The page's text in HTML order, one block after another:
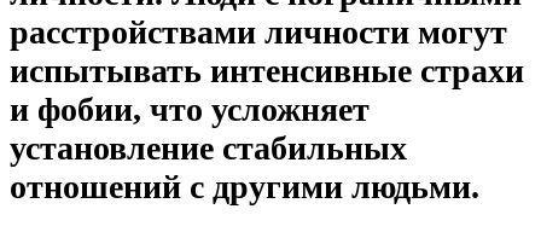
расстройствами личности могут
испытывать интенсивные страхи
и фобии, что усложняет
установление стабильных
отношений с другими людьми.